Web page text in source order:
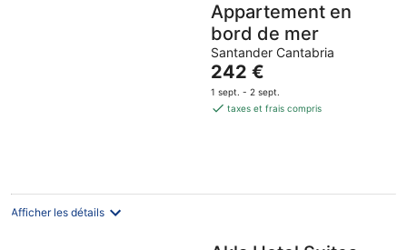
Appartement en
bord de mer
Santander Cantabria
Le
prix
est
242 €
1 sept. - 2 sept.
taxes et frais compris
Afficher les détails